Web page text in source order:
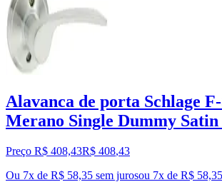
Alavanca de porta Schlage
Merano Single Dummy
Preço R$ 408,43R$ 408,43
Ou 7x de R$ 58,35 sem jurosou 7x de R$ 58,35